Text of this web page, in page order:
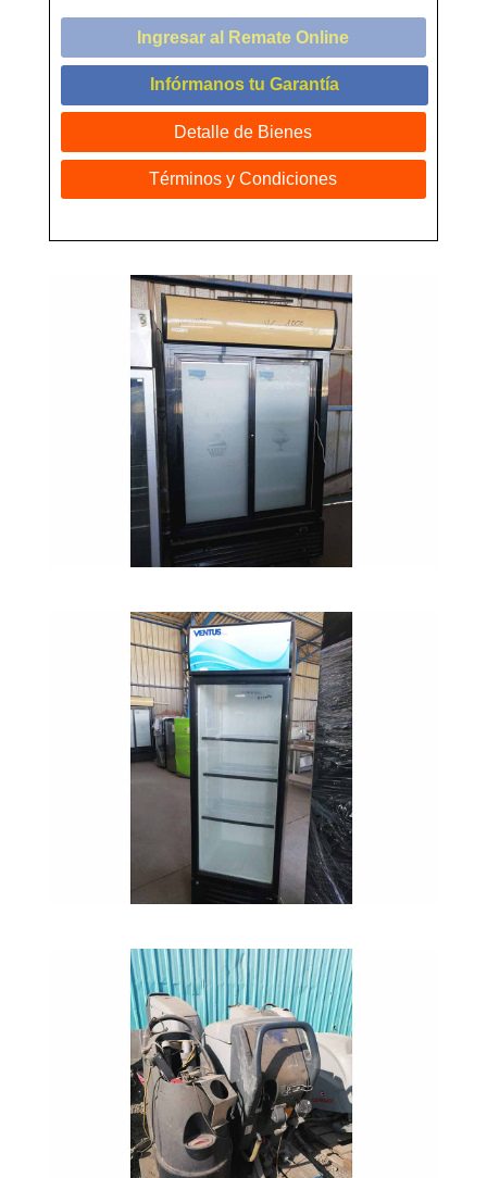
Ingresar al Remate Online
Infórmanos tu Garantía
Detalle de Bienes
Términos y Condiciones